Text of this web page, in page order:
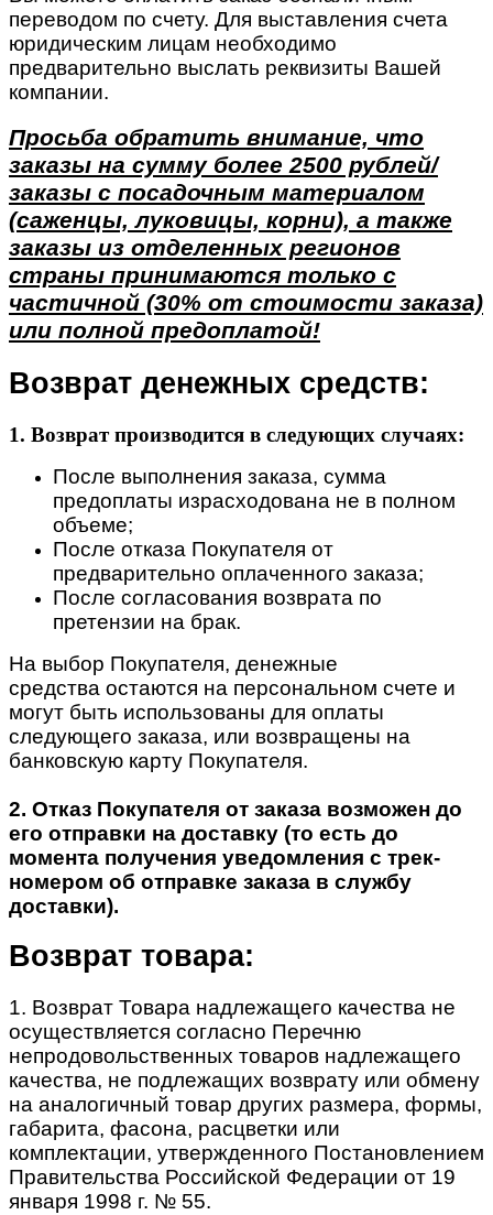
переводом по счету. Для выставления счета
юридическим лицам необходимо
предварительно выслать реквизиты Вашей
компании.
Просьба обратить внимание, что
заказы на сумму более 2500 рублей/
заказы с посадочным материалом
(саженцы, луковицы, корни), а также
заказы из отделенных регионов
страны принимаются только с
частичной (30% от стоимости заказа)
или полной предоплатой!
Возврат денежных средств:
1. Возврат производится в следующих случаях:
После выполнения заказа, сумма
предоплаты израсходована не в полном
объеме;
После отказа Покупателя от
предварительно оплаченного заказа;
После согласования возврата по
претензии на брак.
На выбор Покупателя, денежные
средства остаются на персональном счете и
могут быть использованы для оплаты
следующего заказа, или возвращены на
банковскую карту Покупателя.
2. Отказ Покупателя от заказа возможен до
его отправки на доставку (то есть до
момента получения уведомления с трек-
номером об отправке заказа в службу
доставки).
Возврат товара:
1. Возврат Товара надлежащего качества не
осуществляется согласно Перечню
непродовольственных товаров надлежащего
качества, не подлежащих возврату или обмену
на аналогичный товар других размера, формы,
габарита, фасона, расцветки или
комплектации, утвержденного Постановлением
Правительства Российской Федерации от 19
января 1998 г. № 55.